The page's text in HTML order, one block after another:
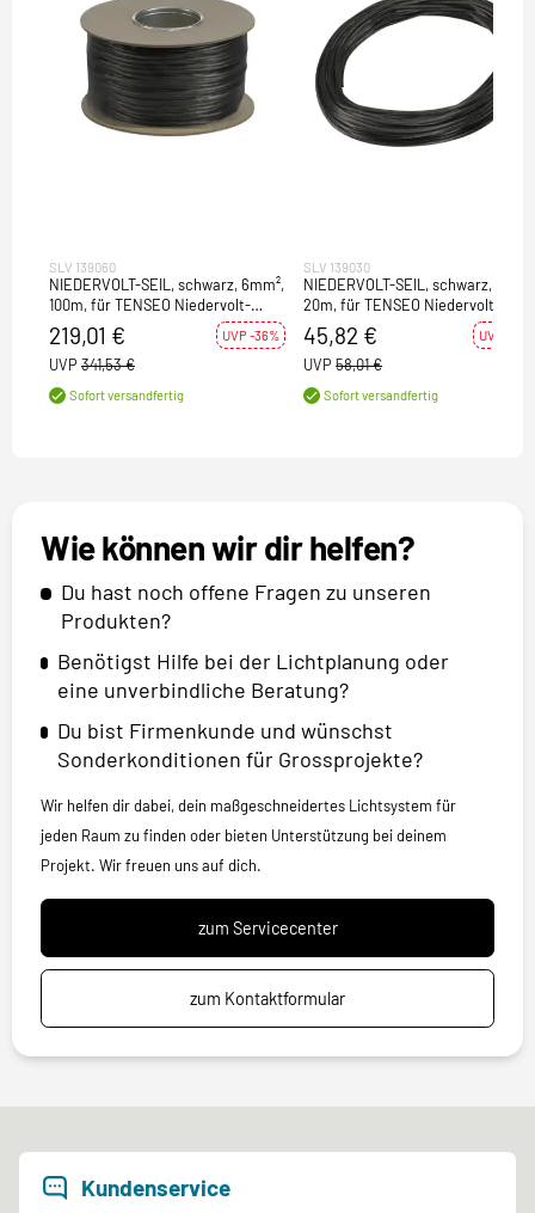
SLV 139060
NIEDERVOLT-SEIL, schwarz, 6mm²,
100m, für TENSEO Niedervolt-
Seilsystem
219,01 € UVP -36%
UVP 341,53 €
Sofort versandfertig
SLV 139030
NIEDERVOLT-SEIL, schwarz, 4mm²,
20m, für TENSEO Niedervolt-
Seilsystem
45,82 € UVP -21%
UVP 58,01 €
Sofort versandfertig
Wie können wir dir helfen?
Du hast noch offene Fragen zu unseren
Produkten?
Benötigst Hilfe bei der Lichtplanung oder
eine unverbindliche Beratung?
Du bist Firmenkunde und wünschst
Sonderkonditionen für Grossprojekte?
Wir helfen dir dabei, dein maßgeschneidertes Lichtsystem für
jeden Raum zu finden oder bieten Unterstützung bei deinem
Projekt. Wir freuen uns auf dich.
zum Servicecenter
zum Kontaktformular
Kundenservice